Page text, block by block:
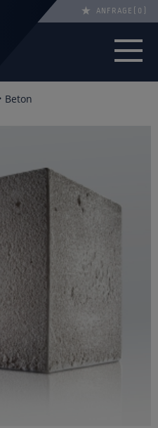
ANFRAGE 0
Beton